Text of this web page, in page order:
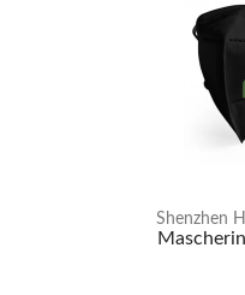
Shenzhen